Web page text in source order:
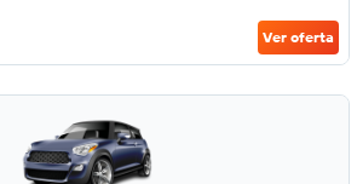
Ver oferta